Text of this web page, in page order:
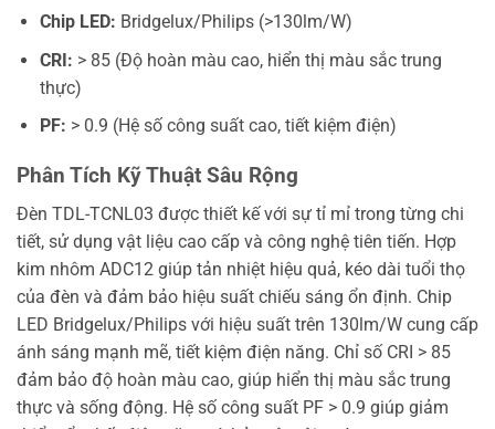
Chip LED: Bridgelux/Philips (>130lm/W)
CRI: > 85 (Độ hoàn màu cao, hiển thị màu sắc trung
thực)
PF: > 0.9 (Hệ số công suất cao, tiết kiệm điện)
Phân Tích Kỹ Thuật Sâu Rộng
Đèn TDL-TCNL03 được thiết kế với sự tỉ mỉ trong từng chi
tiết, sử dụng vật liệu cao cấp và công nghệ tiên tiến. Hợp
kim nhôm ADC12 giúp tản nhiệt hiệu quả, kéo dài tuổi thọ
của đèn và đảm bảo hiệu suất chiếu sáng ổn định. Chip
LED Bridgelux/Philips với hiệu suất trên 130lm/W cung cấp
ánh sáng mạnh mẽ, tiết kiệm điện năng. Chỉ số CRI > 85
đảm bảo độ hoàn màu cao, giúp hiển thị màu sắc trung
thực và sống động. Hệ số công suất PF > 0.9 giúp giảm